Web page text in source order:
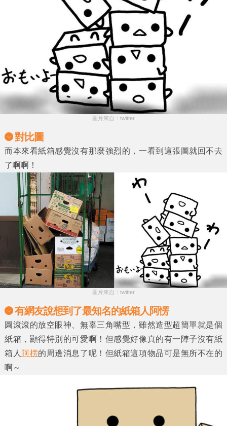
圖片來自：twitter
對比圖
而本來看紙箱感覺沒有那麼強烈的，一看到這張圖就回不去
了啊啊！
圖片來自：twitter
有網友說想到了最知名的紙箱人阿愣
圓滾滾的放空眼神、無辜三角嘴型，雖然造型超簡單就是個
紙箱，顯得特別的可愛啊！但感覺好像真的有一陣子沒有紙
箱人 阿楞的周邊消息了呢！但紙箱這項物品可是無所不在的
啊～